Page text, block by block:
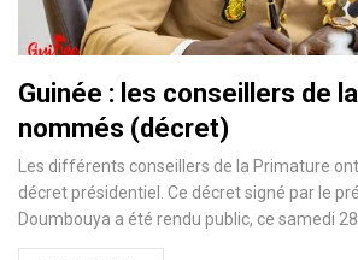
Guinée : les conseillers de
nommés (décret)
Les différents conseillers de la Primature
décret présidentiel. Ce décret signé par le
Doumbouya a été rendu public, ce samedi